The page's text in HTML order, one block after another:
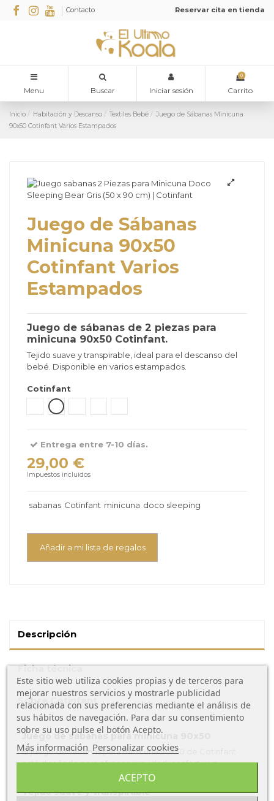
Contacto Reservar cita en tienda
Menu Buscar Iniciar sesión
0
Carrito
Inicio Habitación y Descanso Textiles Bebé
Juego de Sábanas Minicuna
90x50 Cotinfant Varios Estampados
Juego de Sábanas
Minicuna 90x50
Cotinfant Varios
Estampados
Juego de sábanas de 2 piezas para
minicuna 90x50 Cotinfant.
Tejido suave y transpirable, ideal para el descanso del
bebé. Disponible en varios estampados.
Cotinfant
Tipi VerdeBear Gris
Entrega entre 7-10 días.
29,00 €
Impuestos incluidos
sabanas Cotinfant minicuna doco sleeping
Añadir a mi lista de regalos
Descripción
Ficha técnica
Sobre Cotinfant
Juego de sábanas para minicuna 90x50
El juego de sábanas para minicuna 90x50 de Cotinfant
está diseñado para ofrecer suavidad, confort y un
descanso seguro para el bebé desde sus primeros días.
Tejido suave y transpirable
Este sitio web utiliza cookies propias y de terceros para
mejorar nuestros servicios y mostrarle publicidad
relacionada con sus preferencias mediante el análisis de
sus hábitos de navegación. Para dar su consentimiento
sobre su uso pulse el botón Acepto.
Más información Personalizar cookies
ACEPTO